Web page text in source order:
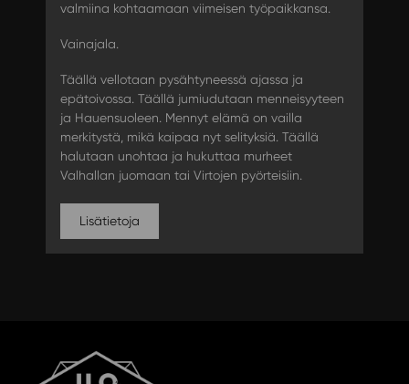
valmiina kohtaamaan viimeisen työpaikkansa.
Vainajala.
Täällä vellotaan pysähtyneessä ajassa ja
epätoivossa. Täällä jumiudutaan menneisyyteen
ja Hauensuoleen. Mennyt elämä on vailla
merkitystä, mikä kaipaa nyt selityksiä. Täällä
halutaan unohtaa ja hukuttaa murheet
Valhallan juomaan tai Virtojen pyörteisiin.
Lisätietoja